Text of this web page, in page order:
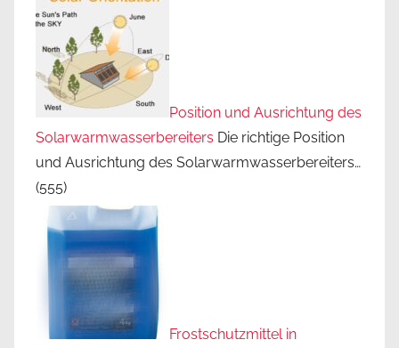
Position und Ausrichtung des
Solarwarmwasserbereiters Die richtige Position
und Ausrichtung des Solarwarmwasserbereiters…
(555)
Frostschutzmittel in